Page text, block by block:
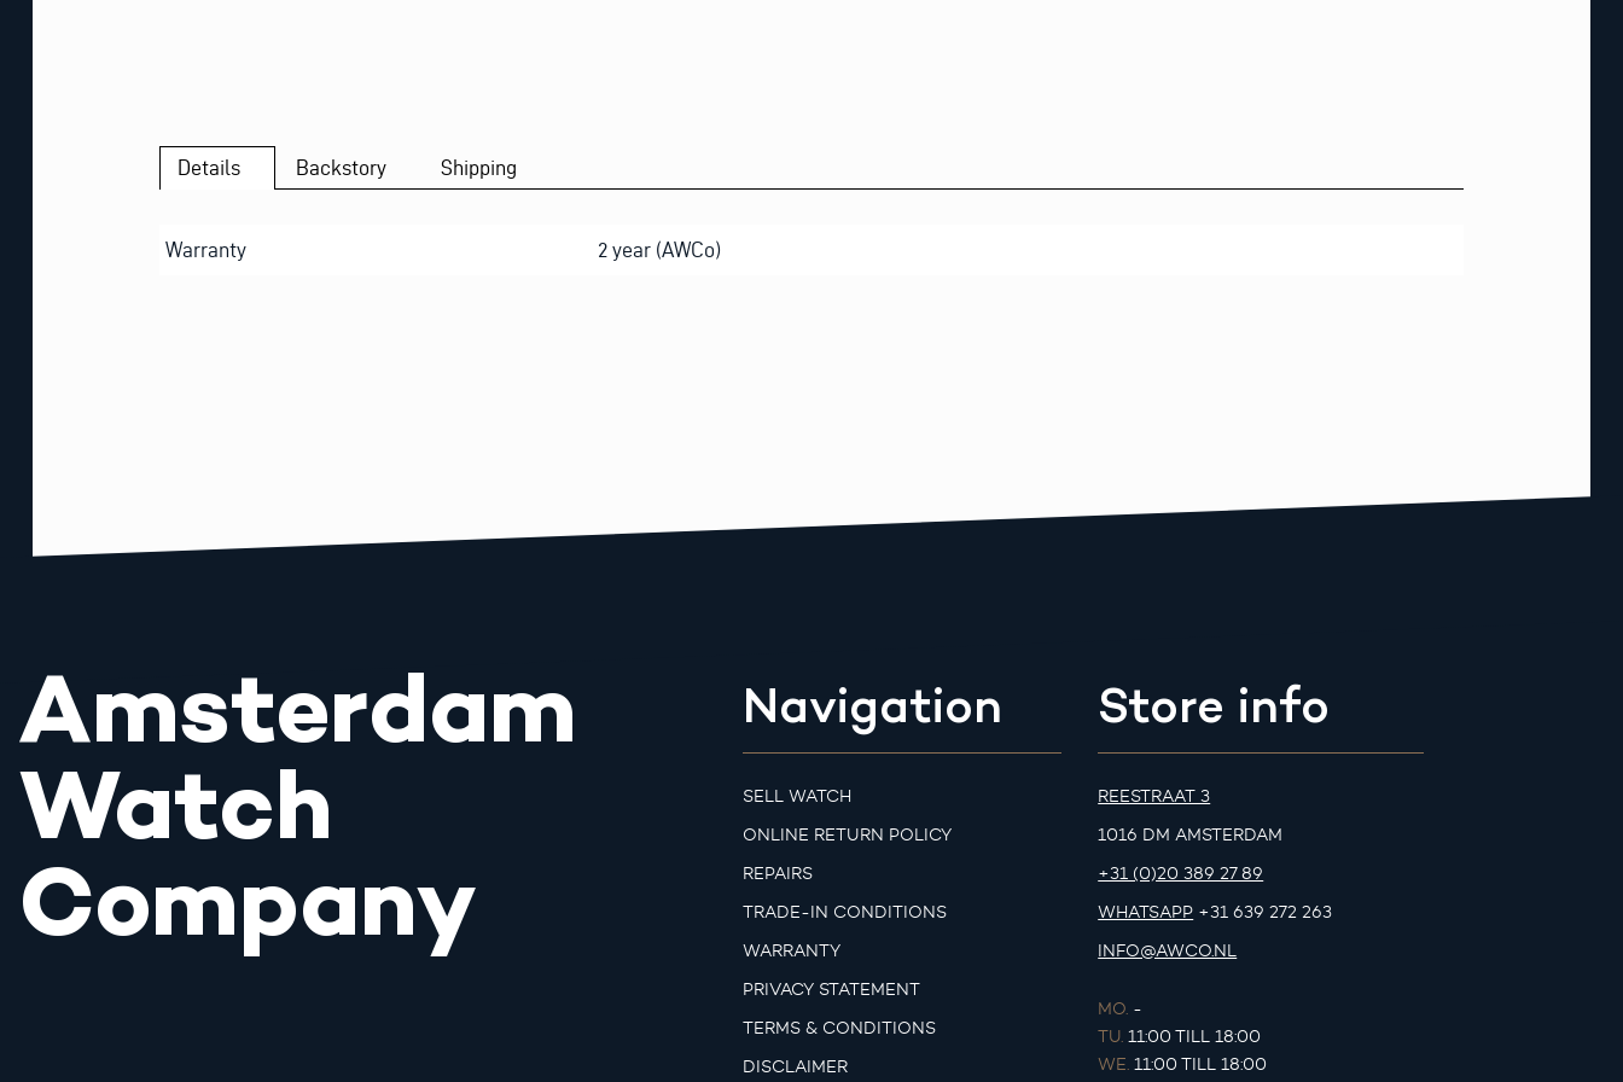
Details Backstory Shipping
Warranty 2 year (AWCo)
Amsterdam
Watch
Company
Navigation
SELL WATCH
ONLINE RETURN POLICY
REPAIRS
TRADE-IN CONDITIONS
WARRANTY
PRIVACY STATEMENT
TERMS & CONDITIONS
DISCLAIMER
Store info
REESTRAAT 3
1016 DM AMSTERDAM
+31 (0)20 389 27 89
WHATSAPP +31 639 272 263
INFO@AWCO.NL
MO. -
TU. 11:00 TILL 18:00
WE. 11:00 TILL 18:00